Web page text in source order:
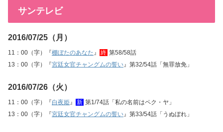
サンテレビ
2016/07/25（月）
11：00（字）『棚ぼたのあなた』 終 第58/58話
13：00（字）『宮廷女官チャングムの誓い』第32/54話「無罪放免」
2016/07/26（火）
11：00（字）『白夜姫』 新 第1/74話「私の名前はペク・ヤ」
13：00（字）『宮廷女官チャングムの誓い』第33/54話「うぬぼれ」